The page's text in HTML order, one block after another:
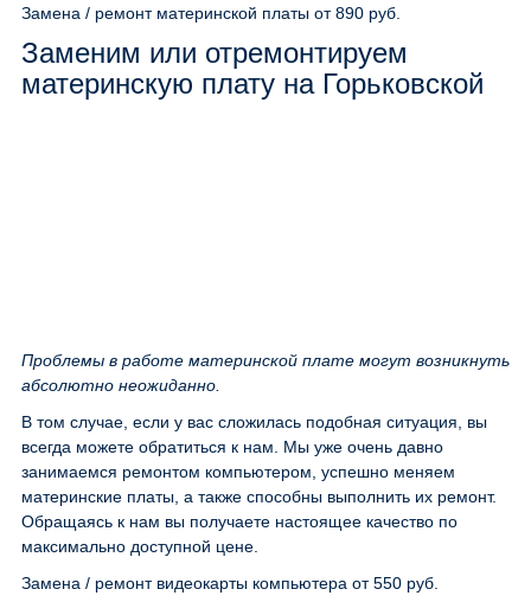
Замена / ремонт материнской платы от 890 руб.
Заменим или отремонтируем
материнскую плату на Горьковской
Проблемы в работе материнской плате могут возникнуть
абсолютно неожиданно.
В том случае, если у вас сложилась подобная ситуация, вы
всегда можете обратиться к нам. Мы уже очень давно
занимаемся ремонтом компьютером, успешно меняем
материнские платы, а также способны выполнить их ремонт.
Обращаясь к нам вы получаете настоящее качество по
максимально доступной цене.
Замена / ремонт видеокарты компьютера от 550 руб.